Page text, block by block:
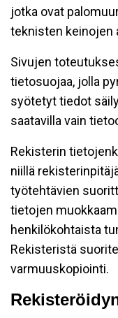
jotka ovat
teknisten keinojen
Sivujen
tietosuojaa, jolla
syötetyt tiedot
saatavilla vain
Rekisterin
niillä
työtehtävien
tietojen
henkilökohtaista
Rekisteristä
varmuuskopiointi.